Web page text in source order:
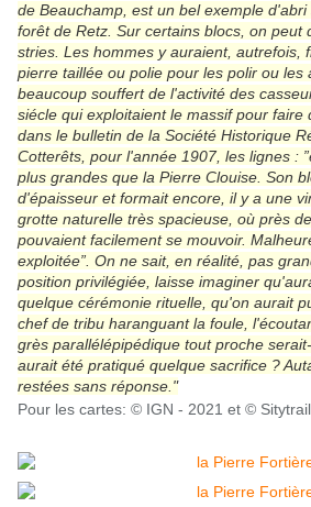
de Beauchamp, est un bel exemple
forêt de Retz. Sur certains blocs, on peut
stries. Les hommes y auraient, autrefois,
pierre taillée ou polie pour les polir ou les
beaucoup souffert de l'activité des
siécle qui exploitaient le massif pour faire
dans le bulletin de la Société Historique
Cotterêts, pour l'année 1907, les lignes :
plus grandes que la Pierre Clouise. Son
d'épaisseur et formait encore, il y a une
grotte naturelle très spacieuse, où près
pouvaient facilement se mouvoir.
exploitée”. On ne sait, en réalité, pas
position privilégiée, laisse imaginer
quelque cérémonie rituelle, qu'on aurait
chef de tribu haranguant la foule,
grès parallélépipédique tout proche
aurait été pratiqué quelque sacrifice ?
restées sans réponse."
Pour les cartes: © IGN - 2021 et ©